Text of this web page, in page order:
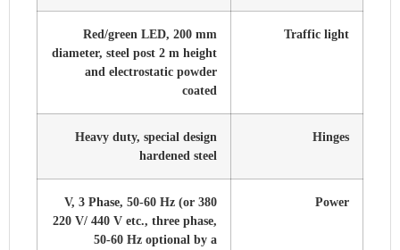
Traffic light
Red/green LED, 200 mm
diameter, steel post 2 m height
and electrostatic powder
coated
Hinges
Heavy duty, special design
hardened steel
Power
380 V, 3 Phase, 50-60 Hz (or
220 V/ 440 V etc., three phase,
50-60 Hz optional by a